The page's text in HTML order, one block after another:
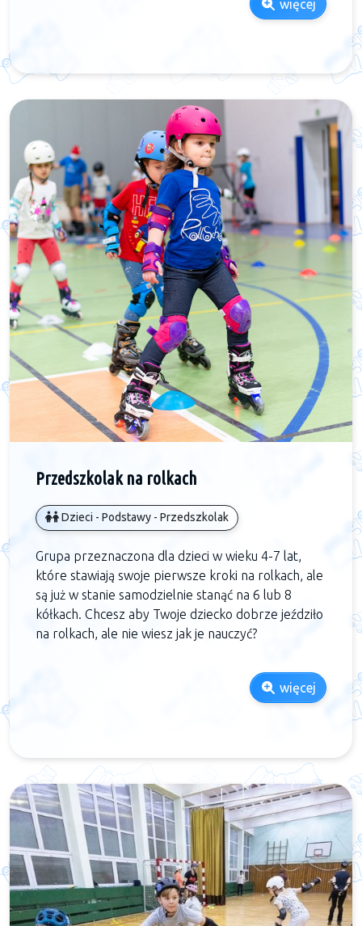
więcej
Przedszkolak na rolkach
Dzieci - Podstawy - Przedszkolak
Grupa przeznaczona dla dzieci w wieku 4-7 lat,
które stawiają swoje pierwsze kroki na rolkach, ale
są już w stanie samodzielnie stanąć na 6 lub 8
kółkach. Chcesz aby Twoje dziecko dobrze jeździło
na rolkach, ale nie wiesz jak je nauczyć?
więcej